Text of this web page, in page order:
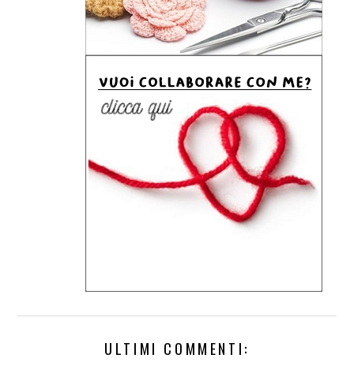
ULTIMI COMMENTI: